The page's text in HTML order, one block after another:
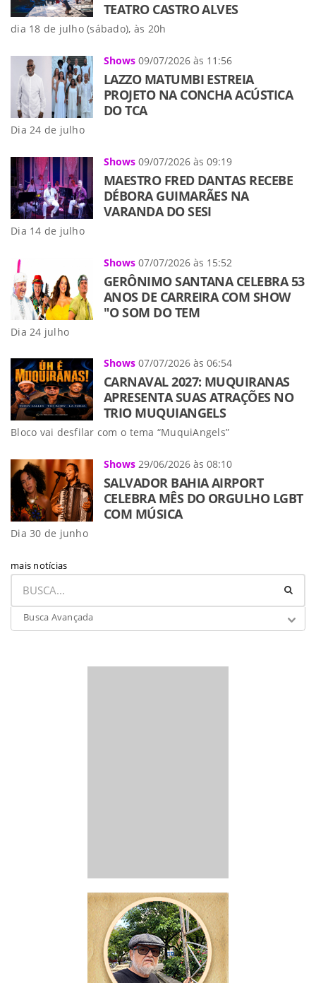
TEATRO CASTRO ALVES
dia 18 de julho (sábado), às 20h
Shows 09/07/2026 às 11:56
LAZZO MATUMBI ESTREIA
PROJETO NA CONCHA ACÚSTICA
DO TCA
Dia 24 de julho
Shows 09/07/2026 às 09:19
MAESTRO FRED DANTAS RECEBE
DÉBORA GUIMARÃES NA
VARANDA DO SESI
Dia 14 de julho
Shows 07/07/2026 às 15:52
GERÔNIMO SANTANA CELEBRA 53
ANOS DE CARREIRA COM SHOW
"O SOM DO TEM
Dia 24 julho
Shows 07/07/2026 às 06:54
CARNAVAL 2027: MUQUIRANAS
APRESENTA SUAS ATRAÇÕES NO
TRIO MUQUIANGELS
Bloco vai desfilar com o tema “MuquiAngels”
Shows 29/06/2026 às 08:10
SALVADOR BAHIA AIRPORT
CELEBRA MÊS DO ORGULHO LGBT
COM MÚSICA
Dia 30 de junho
mais notícias
Busca Avançada